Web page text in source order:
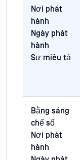
Nơi phát
hành
Ngày phát
hành
Sự miêu tả
Bằng sáng
chế số
Nơi phát
hành